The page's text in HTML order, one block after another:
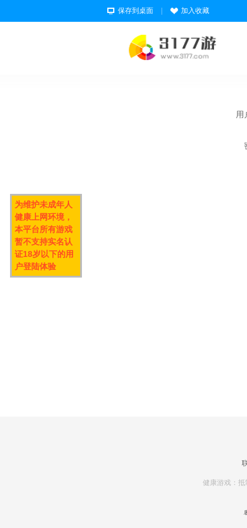
保存到桌面 加入收藏
用
健康游戏：
为维护未成年人
健康上网环境，
本平台所有游戏
暂不支持实名认
证18岁以下的用
户登陆体验